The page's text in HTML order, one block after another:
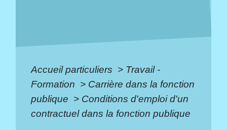
Accueil particuliers > Travail -
Formation > Carrière dans la fonction
publique > Conditions d'emploi d'un
contractuel dans la fonction publique